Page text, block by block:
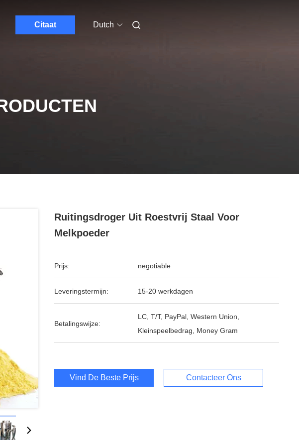
Citaat Dutch
Ruitingsdroger Uit Roestvrij Staal Voor
Melkpoeder
Prijs: negotiable
Leveringstermijn: 15-20 werkdagen
Betalingswijze:
LC, T/T, PayPal, Western Union,
Kleinspeelbedrag, Money Gram
Vind De Beste Prijs Contacteer Ons